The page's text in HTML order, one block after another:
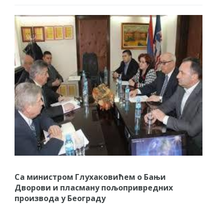
Са министром Глухаковићем о Бањи
Дворови и пласману пољопривредних
производа у Београду